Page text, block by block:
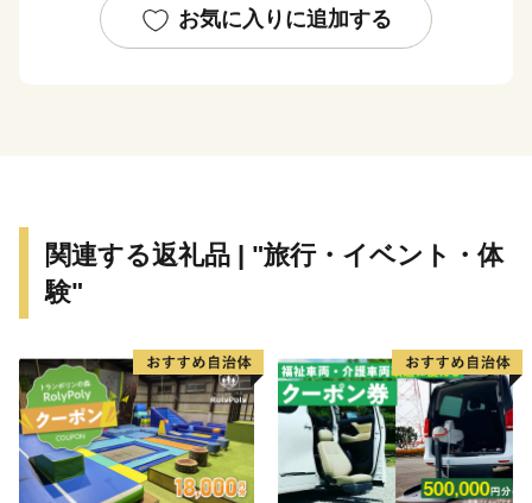
祭」や、ユネスコ無形文化遺産に登録されたダンジリ行
事で有名な「上野天神祭」が行われるなど、歴史と文化
誇るブランド品がいっぱいあります！
お気に入りに追加する
関連する返礼品 | "旅行・イベント・体
験"